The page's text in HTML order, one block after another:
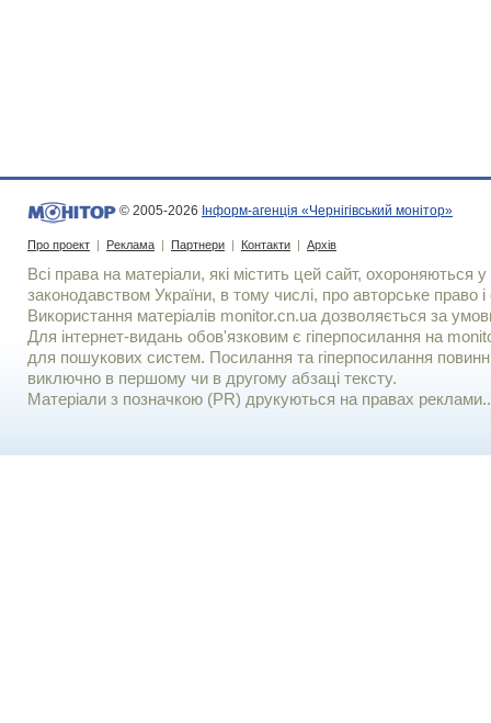
© 2005-2026 Інформ-агенція «Чернігівський монітор»
Про проект | Реклама | Партнери | Контакти | Архів
Всі права на матеріали, які містить цей сайт, охороняються у
законодавством України, в тому числі, про авторське право і
Використання матерiалiв monitor.cn.ua дозволяється за
Для iнтернет-видань обов'язковим є гiперпосилання на
для пошукових систем. Посилання та гіперпосилання
виключно в першому чи в другому абзаці тексту.
Матеріали з позначкою (PR) друкуються на правах реклами..